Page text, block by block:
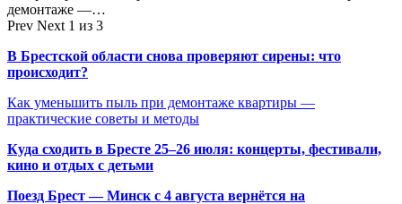
демонтаже —…
Prev Next 1 из 3
В Брестской области снова проверяют сирены: что
происходит?
Как уменьшить пыль при демонтаже квартиры —
практические советы и методы
Куда сходить в Бресте 25–26 июля: концерты, фестивали,
кино и отдых с детьми
Поезд Брест — Минск с 4 августа вернётся на